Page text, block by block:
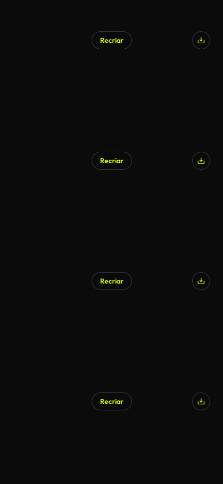
Recriar
Recriar
Recriar
Recriar